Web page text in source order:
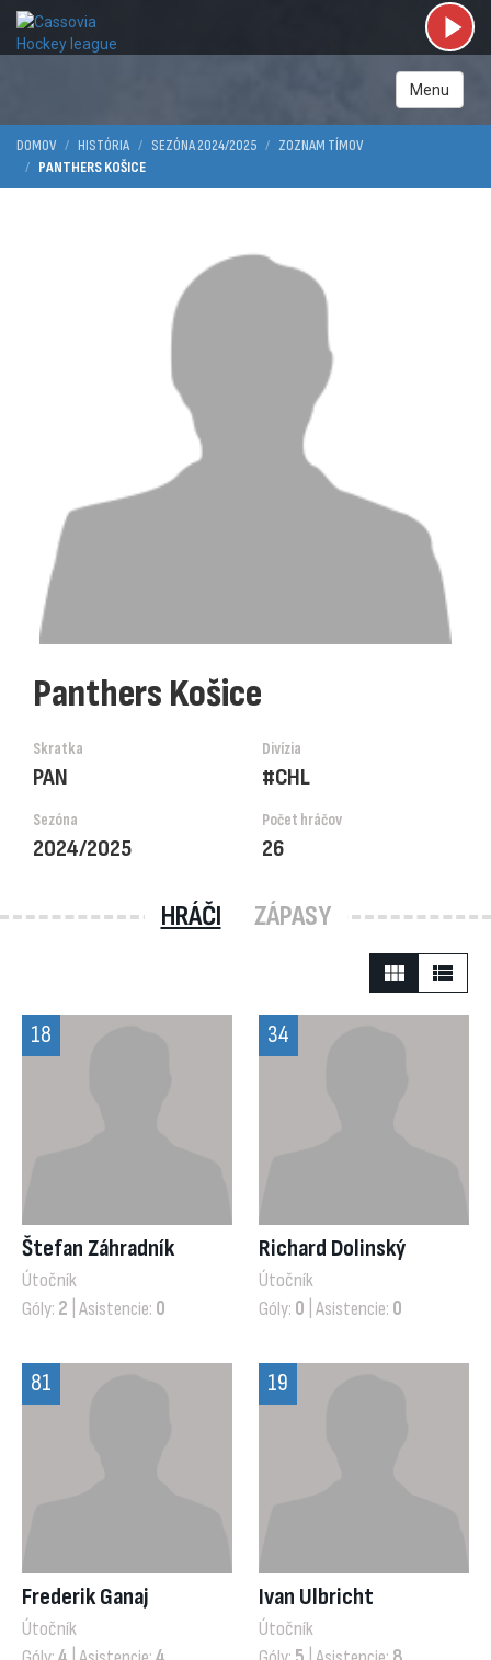
Menu
DOMOV HISTÓRIA SEZÓNA 2024/2025
ZOZNAM TÍMOV
PANTHERS KOŠICE
Panthers Košice
Skratka
PAN
Divízia
#CHL
Sezóna
2024/2025
Počet hráčov
26
HRÁČI ZÁPASY
view_module view_list
18
Štefan Záhradník
Útočník
Góly: 2 | Asistencie: 0
34
Richard Dolinský
Útočník
Góly: 0 | Asistencie: 0
81
Frederik Ganaj
Útočník
19
Ivan Ulbricht
Útočník